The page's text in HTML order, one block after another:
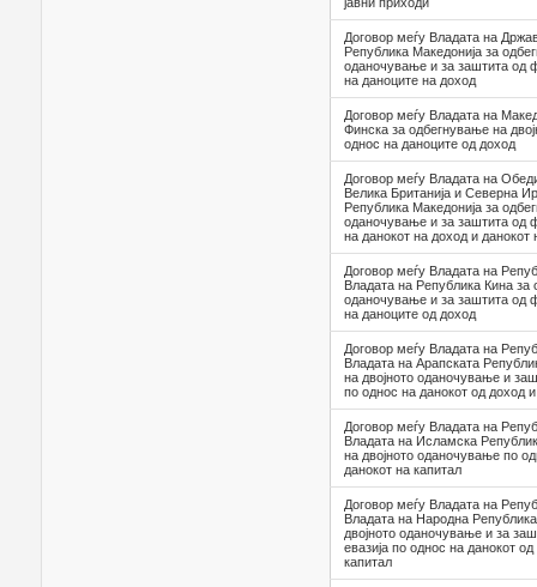
Договор меѓу Владата на
Република Македонија за
оданочување и за заштита од
на даноците на доход
Договор меѓу Владата на
Финска за одбегнување на
однос на даноците од доход
Договор меѓу Владата на
Велика Британија и Северна
Република Македонија за
оданочување и за заштита од
на данокот на доход и данокот
Договор меѓу Владата на
Владата на Република Кина за
оданочување и за заштита од
на даноците од доход
Договор меѓу Владата на
Владата на Арапската
на двојното оданочување и
по однос на данокот од доход
Договор меѓу Владата на
Владата на Исламска
на двојното оданочување по
данокот на капитал
Договор меѓу Владата на
Владата на Народна
двојното оданочување и за
евазија по однос на данокот
капитал